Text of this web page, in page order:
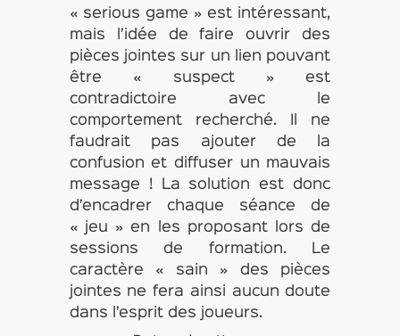
« serious game » est intéressant,
mais l’idée de faire ouvrir des
pièces jointes sur un lien pouvant
être « suspect » est
contradictoire avec le
comportement recherché. Il ne
faudrait pas ajouter de la
confusion et diffuser un mauvais
message ! La solution est donc
d’encadrer chaque séance de
« jeu » en les proposant lors de
sessions de formation. Le
caractère « sain » des pièces
jointes ne fera ainsi aucun doute
dans l’esprit des joueurs.